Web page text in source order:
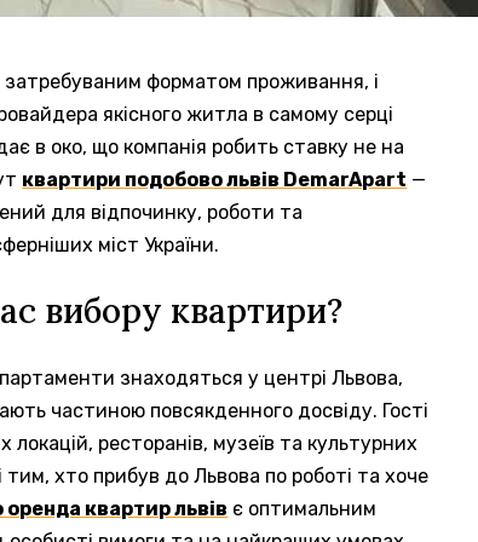
форматом проживання, і
якісного житла в самому серці
в око, що компанія робить ставку не на
квартири подобово львів DemarApart —
для відпочинку, роботи та
міст України.
вибору квартири?
знаходяться у центрі Львова,
частиною повсякденного досвіду. Гості
ресторанів, музеїв та культурних
хто прибув до Львова по роботі та хоче
квартир львів є оптимальним